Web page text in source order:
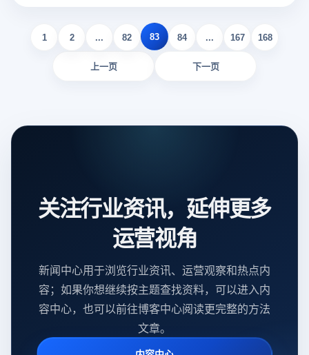
和管理多个账户。那么，多开浏览器是否真的可以确保各账户
的独立登录和操作呢？
上一页
1 2 ... 82 83 84 ... 167 168
下一页
关注行业资讯，延伸更多
运营视角
新闻中心用于浏览行业资讯、运营观察和热点内
容；如果你想继续按主题查找资料，可以进入内
容中心，也可以前往博客中心阅读更完整的方法
文章。